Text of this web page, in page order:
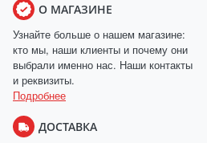
О МАГАЗИНЕ
Узнайте больше о нашем магазине:
кто мы, наши клиенты и почему они
выбрали именно нас. Наши контакты
и реквизиты.
Подробнее
ДОСТАВКА